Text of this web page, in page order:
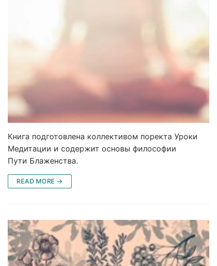
Книга подготовлена коллективом поректа Уроки
Медитации и содержит основы философии
Пути Блаженства.
READ MORE →